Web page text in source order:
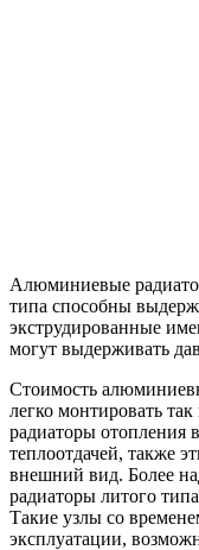
Алюминиевые
типа способны
экструдированные
могут выдерживать
Стоимость
легко монтировать
радиаторы отопления
теплоотдачей, также
внешний вид. Более
радиаторы литого
Такие узлы со
эксплуатации,